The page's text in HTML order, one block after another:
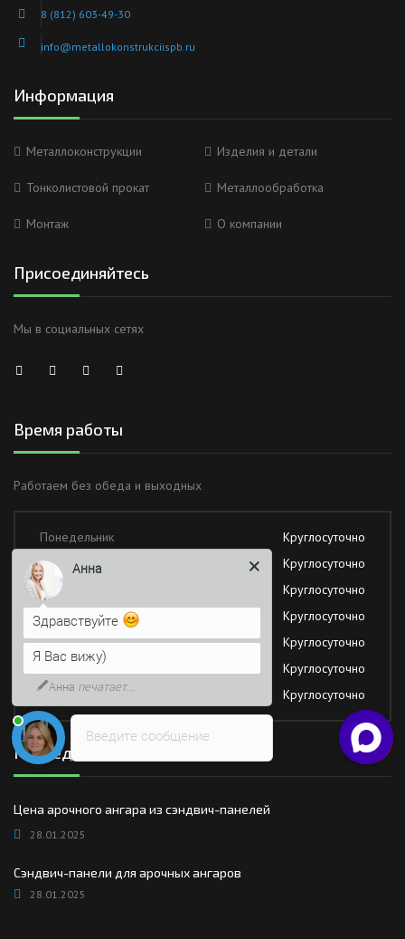
8 (812) 603-49-30
info@metallokonstrukciispb.ru
Информация
Металлоконструкции Изделия и детали
Тонколистовой прокат Металлообработка
Монтаж О компании
Присоединяйтесь
Мы в социальных сетях
Время работы
Работаем без обеда и выходных
Понедельник
Круглосуточно
Вторник
Круглосуточно
Среда
Круглосуточно
Четверг
Круглосуточно
Пятница
Круглосуточно
Круглосуточно
Воскресение
Круглосуточно
Последние новости
Цена арочного ангара из сэндвич-панелей
28.01.2025
Сэндвич-панели для арочных ангаров
28.01.2025
Введите сообщение
Анна
Здравствуйте
Я Вас вижу)
Анна печатает...